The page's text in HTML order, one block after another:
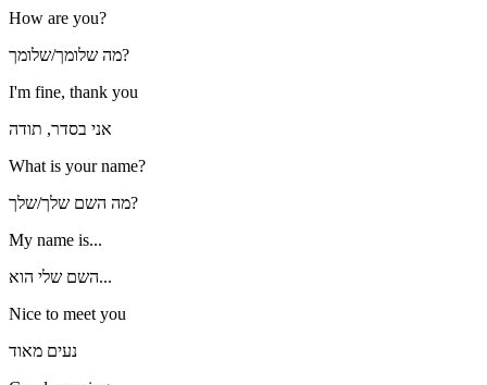
How are you?
מה שלומך/שלומך?
I'm fine, thank you
אני בסדר, תודה
What is your name?
מה השם שלך/שלך?
My name is...
השם שלי הוא...
Nice to meet you
נעים מאוד